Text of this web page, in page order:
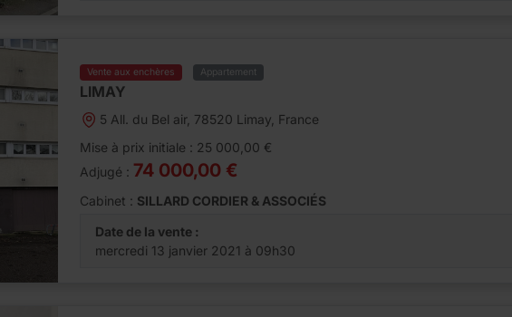
Vente aux enchères Appartement
LIMAY
5 All. du Bel air, 78520 Limay, France
Mise à prix initiale : 25 000,00 €
Adjugé : 74 000,00 €
Cabinet : SILLARD CORDIER & ASSOCIÉS
Date de la vente :
mercredi 13 janvier 2021 à 09h30